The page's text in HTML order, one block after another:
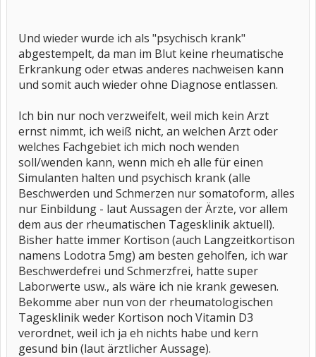
Und wieder wurde ich als "psychisch krank"
abgestempelt, da man im Blut keine rheumatische
Erkrankung oder etwas anderes nachweisen kann
und somit auch wieder ohne Diagnose entlassen.
Ich bin nur noch verzweifelt, weil mich kein Arzt
ernst nimmt, ich weiß nicht, an welchen Arzt oder
welches Fachgebiet ich mich noch wenden
soll/wenden kann, wenn mich eh alle für einen
Simulanten halten und psychisch krank (alle
Beschwerden und Schmerzen nur somatoform, alles
nur Einbildung - laut Aussagen der Ärzte, vor allem
dem aus der rheumatischen Tagesklinik aktuell).
Bisher hatte immer Kortison (auch Langzeitkortison
namens Lodotra 5mg) am besten geholfen, ich war
Beschwerdefrei und Schmerzfrei, hatte super
Laborwerte usw., als wäre ich nie krank gewesen.
Bekomme aber nun von der rheumatologischen
Tagesklinik weder Kortison noch Vitamin D3
verordnet, weil ich ja eh nichts habe und kern
gesund bin (laut ärztlicher Aussage).